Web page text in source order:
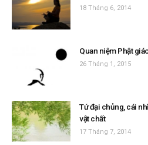
18 Tháng 6, 2014
Quan niệm Phật
26 Tháng 1, 2015
Tứ đại chủng, cái
vật chất
17 Tháng 7, 2014